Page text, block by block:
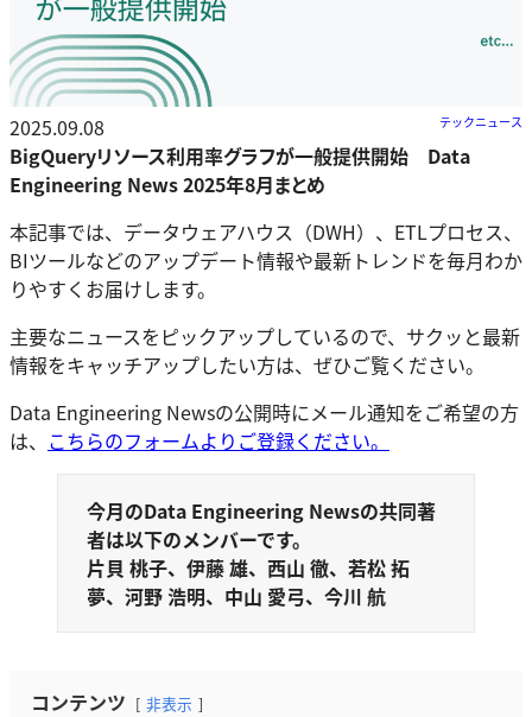
2025.09.08 テックニュース
BigQueryリソース利用率グラフが一般提供開始 Data
Engineering News 2025年8月まとめ
本記事では、データウェアハウス（DWH）、ETLプロセス、
BIツールなどのアップデート情報や最新トレンドを毎月わか
りやすくお届けします。
主要なニュースをピックアップしているので、サクッと最新
情報をキャッチアップしたい方は、ぜひご覧ください。
Data Engineering Newsの公開時にメール通知をご希望の方
は、 こちらのフォームよりご登録ください。
今月のData Engineering Newsの共同著
者は以下のメンバーです。
片貝 桃子、伊藤 雄、西山 徹、若松 拓
夢、河野 浩明、中山 愛弓、今川 航
コンテンツ 非表示